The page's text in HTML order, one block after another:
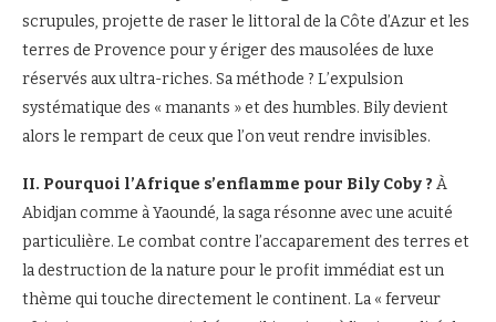
scrupules, projette de raser le littoral de la Côte d’Azur et les
terres de Provence pour y ériger des mausolées de luxe
réservés aux ultra-riches. Sa méthode ? L’expulsion
systématique des « manants » et des humbles. Bily devient
alors le rempart de ceux que l’on veut rendre invisibles.
II. Pourquoi l’Afrique s’enflamme pour Bily Coby ? À
Abidjan comme à Yaoundé, la saga résonne avec une acuité
particulière. Le combat contre l’accaparement des terres et
la destruction de la nature pour le profit immédiat est un
thème qui touche directement le continent. La « ferveur